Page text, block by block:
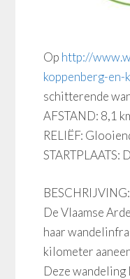
Op http://
koppenberg-
schitterende
AFSTAND: 8,1
RELIËF:
BESCHRIJVING:
De Vlaamse
haar
kilometer
Deze wandeling